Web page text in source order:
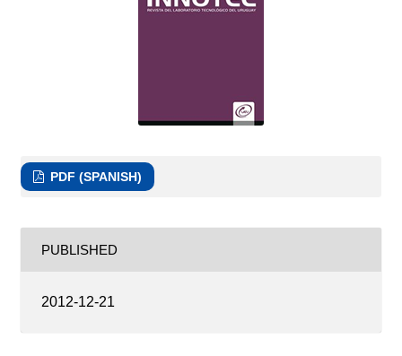
PDF (SPANISH)
PUBLISHED
2012-12-21